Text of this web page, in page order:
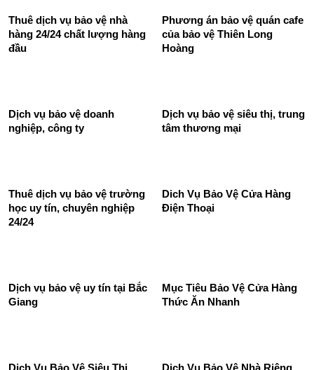
Thuê Dịch Vụ Bảo Vệ Khu
Công Nghiệp 24/24 Tốt
Chuyên Nghiệp
Dịch Vụ Bảo Vệ Cửa Hàng –
Phương Án Đối Phó Với Đối
Tượng Xâm Nhập Từ Bên
Thuê dịch vụ bảo vệ nhà
hàng 24/24 chất lượng hàng
Phương án bảo vệ quán cafe
của bảo vệ Thiên Long
Dịch vụ bảo vệ doanh
nghiệp, công ty
Dịch vụ bảo vệ siêu thị, trung
Thuê dịch vụ bảo vệ trường
học uy tín, chuyên nghiệp
Dich Vụ Bảo Vệ Cửa Hàng
Điện Thoại